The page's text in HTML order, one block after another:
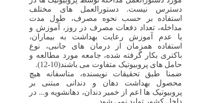
دسترس نیست. دستورالعمل های مختلف
استفاده بر حسب نحوه مصرف، طول مدت
مداخله، تعداد دفعات مصرف در روز، آموزش و
یا عدم آموزش رعایت بهداشت به بیماران،
استفاده همزمان از درمان های جانبی، نوع
باکتری بکار گرفته شده، جامعه مورد مطالعه و
حامل های پروبیوتیک متفاوت می باشند(10-12).
ضمنا طبق تحقیقات نویسنده، متاسفانه هیچ
محصول بهداشت دهان و دندانی مبتنی بر
پروبیوتیک ها اعم از خمیر دندان، دهانشویه و... در